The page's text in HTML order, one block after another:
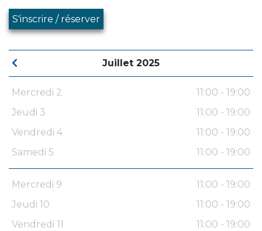
S'inscrire / réserver
Juillet 2025
Mercredi 2
11:00 - 19:00
Jeudi 3
11:00 - 19:00
Vendredi 4
11:00 - 19:00
Samedi 5
11:00 - 19:00
Mercredi 9
11:00 - 19:00
Jeudi 10
11:00 - 19:00
Vendredi 11
11:00 - 19:00